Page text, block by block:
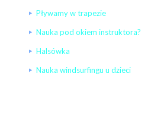
Pływamy w trapezie
Nauka pod okiem instruktora?
Halsówka
Nauka windsurfingu u dzieci